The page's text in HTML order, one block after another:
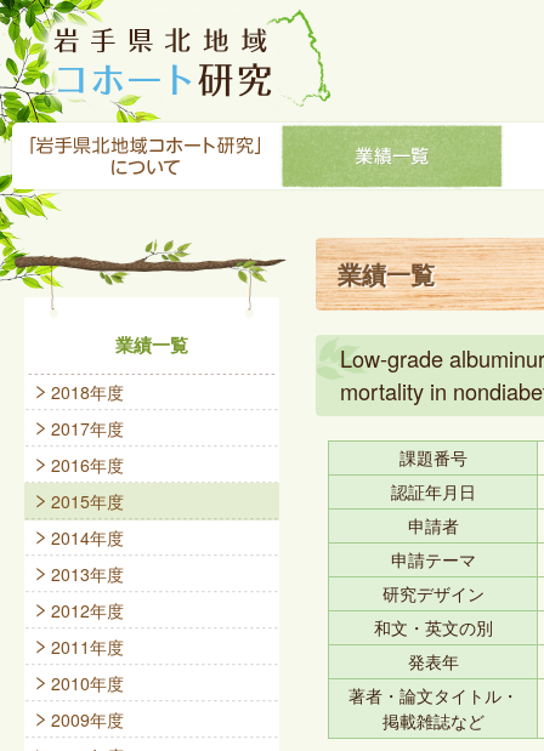
業績一覧
Low-grade
mortality in
課題番号
認証年月日
申請者
申請テーマ
研究デザイン
和文・英文の別
発表年
著者・論文タイトル・
掲載雑誌など
業績一覧
2018年度
2017年度
2016年度
2015年度
2014年度
2013年度
2012年度
2011年度
2010年度
2009年度